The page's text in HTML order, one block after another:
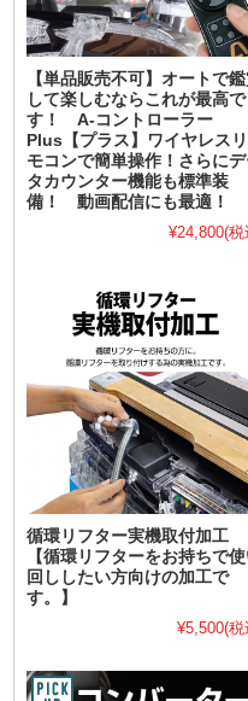
【単品販売不可】オートで
して楽しむならこれが最高で
す！ A-コントローラー
Plus【プラス】ワイヤレスリ
モコンで簡単操作！さらに
タカウンター機能も標準装
備！ 動画配信にも最適！
¥24,800(税
循環リフター実機取付加工
【循環リフターをお持ちで
回ししたい方向けの加工で
す。】
¥5,500(税